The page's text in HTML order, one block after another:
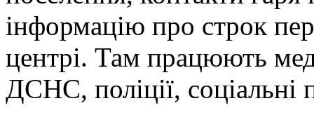
інформацію про строк
центрі. Там працюють
ДСНС, поліції,